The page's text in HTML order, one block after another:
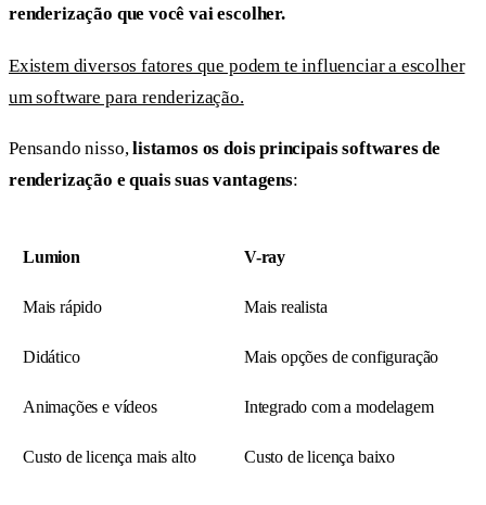
renderização que você vai escolher.
Existem diversos fatores que podem te influenciar a escolher
um software para renderização.
Pensando nisso,listamos os dois principais softwares de
renderização e quais suas vantagens:
Lumion V-ray
Mais rápido Mais realista
Didático Mais opções de configuração
Animações e vídeos Integrado com a modelagem
Custo de licença mais alto Custo de licença baixo